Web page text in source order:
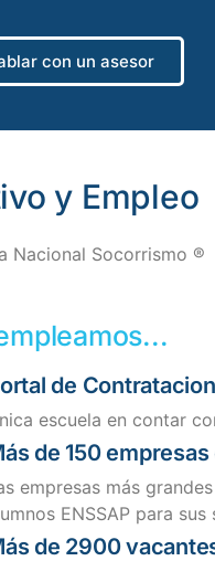
con un asesor
y Empleo
Nacional Socorrismo ®
de
escuela en contar
de 150
empresas más
ENSSAP para sus
de 2900